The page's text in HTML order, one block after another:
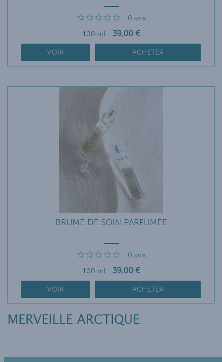
0 avis
100 ml - 39,00 €
VOIR ACHETER
BRUME DE SOIN PARFUMÉE
0 avis
100 ml - 39,00 €
VOIR ACHETER
MERVEILLE ARCTIQUE